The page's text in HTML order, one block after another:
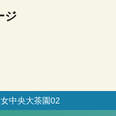
ジ
女中央大茶園02